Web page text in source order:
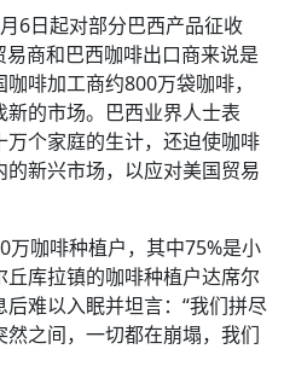
6日起对部分巴西产品征收
商和巴西咖啡出口商来说是
啡加工商约800万袋咖啡，
的市场。巴西业界人士表
个家庭的生计，还迫使咖啡
新兴市场，以应对美国贸易
万咖啡种植户，其中75%是小
库拉镇的咖啡种植户达席尔
难以入眠并坦言：“我们拼尽
之间，一切都在崩塌，我们